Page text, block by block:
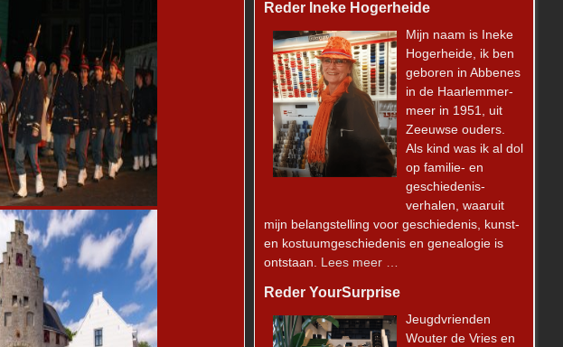
Reder Ineke Hogerheide
Mijn naam is Ineke
Hogerheide, ik ben
geboren in Abbenes
in de Haarlemmer-
meer in 1951, uit
Zeeuwse ouders.
Als kind was ik al dol
op familie- en
geschiedenis-
verhalen, waaruit
mijn belangstelling voor geschiedenis, kunst-
en kostuumgeschiedenis en genealogie is
ontstaan. Lees meer …
Reder YourSurprise
Jeugdvrienden
Wouter de Vries en